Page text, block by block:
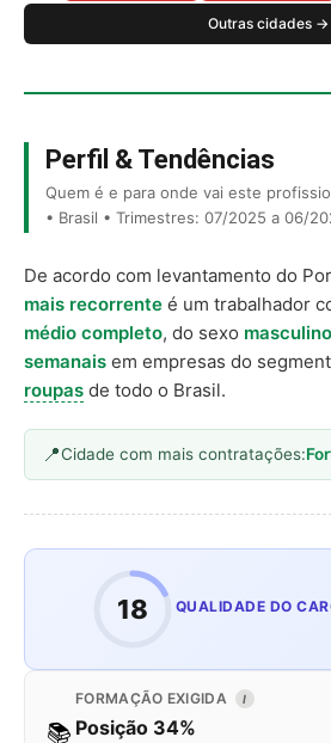
Outras cidades →
Perfil & Tendências
Quem é e para onde vai este
• Brasil • Trimestres: 07/2025 a 06/
De acordo com levantamento do
mais recorrente é um trabalhador
médio completo, do sexo masculino
semanais em empresas do
roupas de todo o Brasil.
Cidade com mais contratações:
18 QUALIDADE DO
📚
FORMAÇÃO EXIGIDA I
Posição 34%